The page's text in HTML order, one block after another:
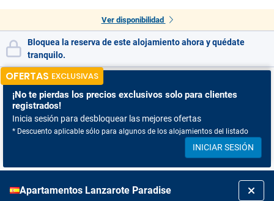
Ver disponibilidad
Bloquea la reserva de este alojamiento ahora y quédate
tranquilo.
OFERTAS EXCLUSIVAS
¡No te pierdas los precios exclusivos solo para clientes
registrados!
Inicia sesión para desbloquear las mejores ofertas
* Descuento aplicable sólo para algunos de los alojamientos del listado
INICIAR SESIÓN
Apartamentos Lanzarote Paradise